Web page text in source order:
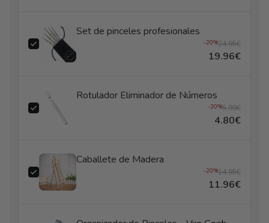
Set de pinceles profesionales
-20%24.95€
19.96€
Rotulador Eliminador de Números
-20%5.99€
4.80€
Caballete de Madera
-20%14.95€
11.96€